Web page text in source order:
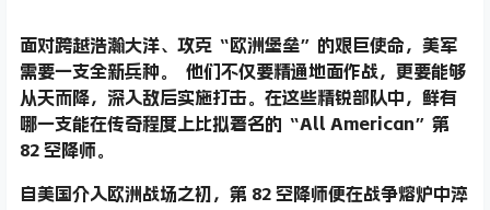
面对跨越浩瀚大洋、攻克“欧洲堡垒”的艰巨使命，美军
需要一支全新兵种。 他们不仅要精通地面作战，更要能够
从天而降，深入敌后实施打击。在这些精锐部队中，鲜有
哪一支能在传奇程度上比拟著名的“All American”第
82 空降师。
自美国介入欧洲战场之初，第 82 空降师便在战争熔炉中淬